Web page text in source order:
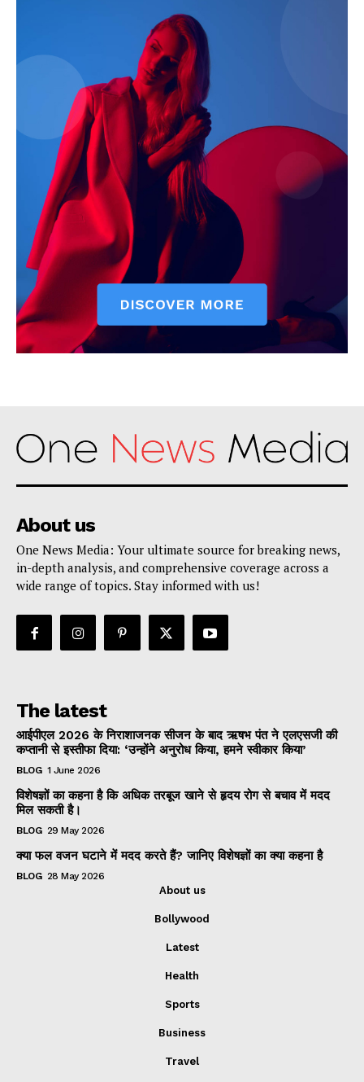
About us
One News Media: Your ultimate source for breaking news,
in-depth analysis, and comprehensive coverage across a
wide range of topics. Stay informed with us!
The latest
आईपीएल 2026 के निराशाजनक सीजन के बाद ऋषभ पंत ने एलएसजी की
कप्तानी से इस्तीफा दिया: ‘उन्होंने अनुरोध किया, हमने स्वीकार किया’
BLOG 1 June 2026
विशेषज्ञों का कहना है कि अधिक तरबूज खाने से हृदय रोग से बचाव में मदद
मिल सकती है।
BLOG 29 May 2026
क्या फल वजन घटाने में मदद करते हैं? जानिए विशेषज्ञों का क्या कहना है
BLOG 28 May 2026
About us
Bollywood
Latest
Health
Sports
Business
Travel